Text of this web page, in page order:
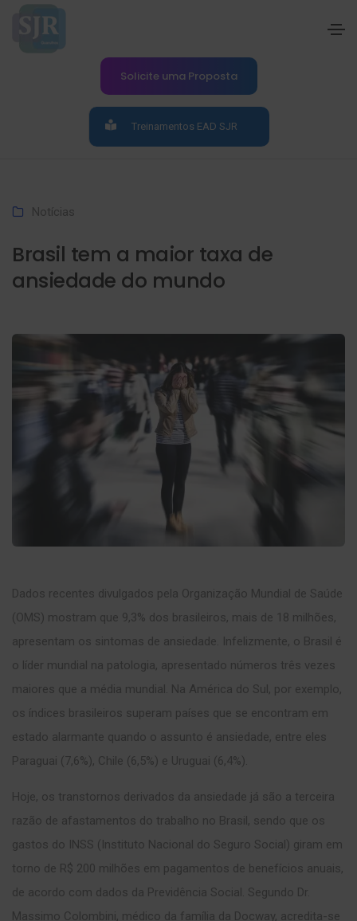
Solicite uma Proposta
Treinamentos EAD SJR
Notícias
Brasil tem a maior taxa de
ansiedade do mundo
Dados recentes divulgados pela Organização Mundial de Saúde
(OMS) mostram que 9,3% dos brasileiros, mais de 18 milhões,
apresentam os sintomas de ansiedade. Infelizmente, o Brasil é
o líder mundial na patologia, apresentado números três vezes
maiores que a média mundial. Na América do Sul, por exemplo,
os índices brasileiros superam países que se encontram em
estado alarmante quando o assunto é ansiedade, entre eles
Paraguai (7,6%), Chile (6,5%) e Uruguai (6,4%).
Hoje, os transtornos derivados da ansiedade já são a terceira
razão de afastamentos do trabalho no Brasil, sendo que os
gastos do INSS (Instituto Nacional do Seguro Social) giram em
torno de R$ 200 milhões em pagamentos de benefícios anuais,
de acordo com dados da Previdência Social. Segundo Dr.
Massimo Colombini, médico da família da Docway, acredita-se